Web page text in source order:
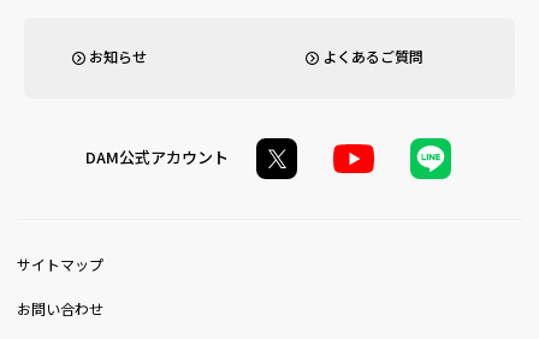
お知らせ よくあるご質問
DAM公式アカウント
サイトマップ
お問い合わせ